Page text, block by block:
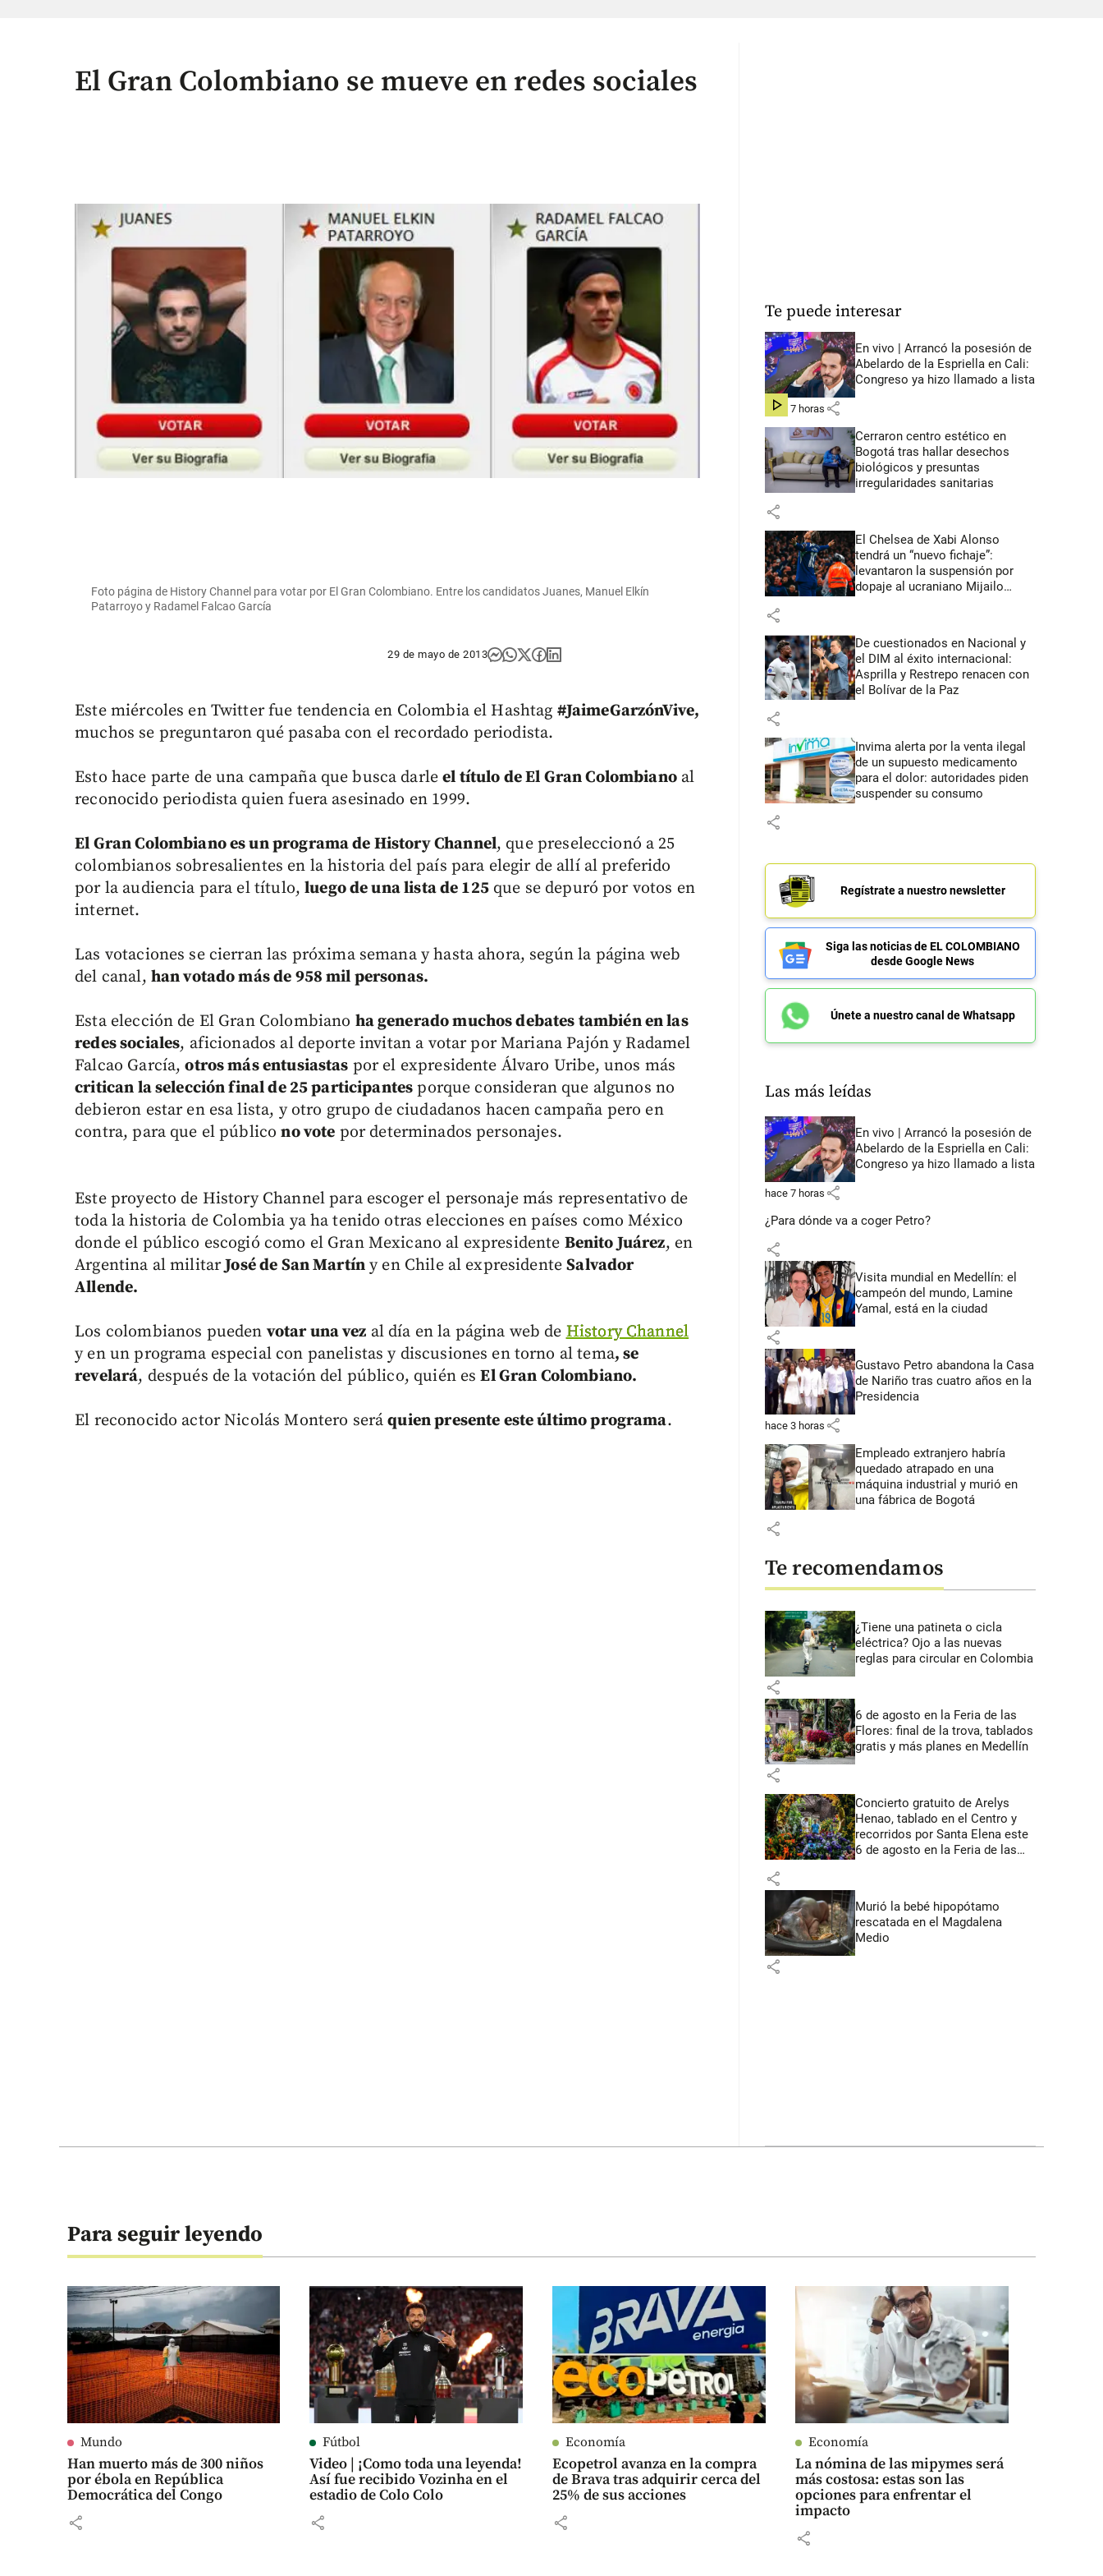
El Gran Colombiano se mueve en redes sociales
Foto página de History Channel para votar por El Gran Colombiano. Entre los candidatos Juanes, Manuel Elkín
Patarroyo y Radamel Falcao García
29 de mayo de 2013
Este miércoles en Twitter fue tendencia en Colombia el Hashtag #JaimeGarzónVive,
muchos se preguntaron qué pasaba con el recordado periodista.
Esto hace parte de una campaña que busca darleel título de El Gran Colombianoal
reconocido periodista quien fuera asesinado en 1999.
El Gran Colombiano es un programa de History Channel, que preseleccionó a 25
colombianos sobresalientes en la historia del país para elegir de allí al preferido
por la audiencia para el título,luego de una lista de 125que se depuró por votos en
internet.
Las votaciones se cierran las próxima semana y hasta ahora, según la página web
del canal, han votado más de 958 mil personas.
Esta elección de El Gran Colombiano ha generado muchos debates también en las
redes sociales, aficionados al deporte invitan a votar por Mariana Pajón y Radamel
Falcao García,otros más entusiastas por el expresidente Álvaro Uribe, unos más
critican la selección final de 25 participantes porque consideran que algunos no
debieron estar en esa lista, y otro grupo de ciudadanos hacen campaña pero en
contra, para que el públicono vote por determinados personajes.
Este proyecto de History Channel para escoger el personaje más representativo de
toda la historia de Colombia ya ha tenido otras elecciones en países como México
donde el público escogió como el Gran Mexicano al expresidente Benito Juárez, en
Argentina al militarJosé de San Martín y en Chile al expresidenteSalvador
Allende.
Los colombianos pueden votar una vez al día en la página web deHistory Channel
y en un programa especial con panelistas y discusiones en torno al tema, se
revelará, después de la votación del público, quién esEl Gran Colombiano.
El reconocido actor Nicolás Montero seráquien presente este último programa.
Te puede interesar
En vivo | Arrancó la posesión de
Abelardo de la Espriella en Cali:
Congreso ya hizo llamado a lista
hace 7 horas share
Cerraron centro estético en
Bogotá tras hallar desechos
biológicos y presuntas
irregularidades sanitarias
share
El Chelsea de Xabi Alonso
tendrá un “nuevo fichaje”:
levantaron la suspensión por
dopaje al ucraniano Mijailo
share
De cuestionados en Nacional y
el DIM al éxito internacional:
Asprilla y Restrepo renacen con
el Bolívar de la Paz
share
Invima alerta por la venta ilegal
de un supuesto medicamento
para el dolor: autoridades piden
suspender su consumo
share
Regístrate a nuestro newsletter
Siga las noticias de EL COLOMBIANO
desde Google News
Únete a nuestro canal de Whatsapp
Las más leídas
En vivo | Arrancó la posesión de
Abelardo de la Espriella en Cali:
Congreso ya hizo llamado a lista
hace 7 horas share
¿Para dónde va a coger Petro?
share
Visita mundial en Medellín: el
campeón del mundo, Lamine
Yamal, está en la ciudad
share
Gustavo Petro abandona la Casa
de Nariño tras cuatro años en la
Presidencia
hace 3 horas share
Empleado extranjero habría
quedado atrapado en una
máquina industrial y murió en
una fábrica de Bogotá
share
Te recomendamos
¿Tiene una patineta o cicla
eléctrica? Ojo a las nuevas
reglas para circular en Colombia
share
6 de agosto en la Feria de las
Flores: final de la trova, tablados
gratis y más planes en Medellín
share
Concierto gratuito de Arelys
Henao, tablado en el Centro y
recorridos por Santa Elena este
6 de agosto en la Feria de las
share
Murió la bebé hipopótamo
rescatada en el Magdalena
Medio
share
Para seguir leyendo
Mundo
Han muerto más de 300 niños
por ébola en República
Democrática del Congo
share
Fútbol
Video | ¡Como toda una leyenda!
Así fue recibido Vozinha en el
estadio de Colo Colo
share
Economía
Ecopetrol avanza en la compra
de Brava tras adquirir cerca del
25% de sus acciones
share
Economía
La nómina de las mipymes será
más costosa: estas son las
opciones para enfrentar el
impacto
share